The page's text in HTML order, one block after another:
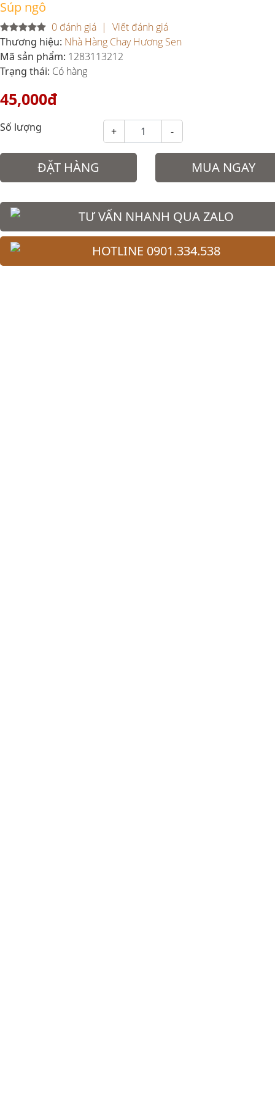
Súp ngô
0 đánh giá
Viết đánh giá
Thương hiệu: Nhà Hàng Chay Hương Sen
Mã sản phẩm: 1283113212
Trạng thái: Có hàng
45,000đ
Số lượng + -
ĐẶT HÀNG MUA NGAY
TƯ VẤN NHANH QUA ZALO
HOTLINE 0901.334.538